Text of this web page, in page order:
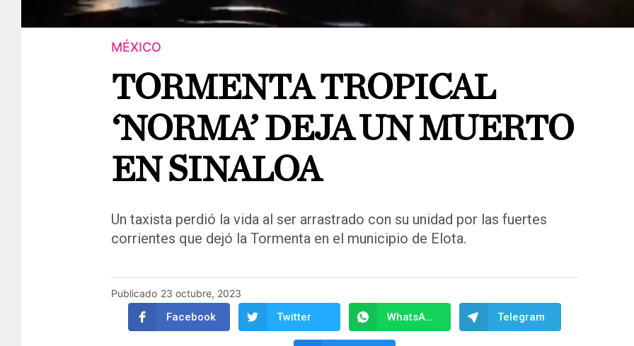
MÉXICO
TORMENTA TROPICAL
‘NORMA’ DEJA UN MUERTO
EN SINALOA
Un taxista perdió la vida al ser arrastrado con su unidad por las fuertes
corrientes que dejó la Tormenta en el municipio de Elota.
Publicado 23 octubre, 2023
Facebook Twitter WhatsApp Telegram